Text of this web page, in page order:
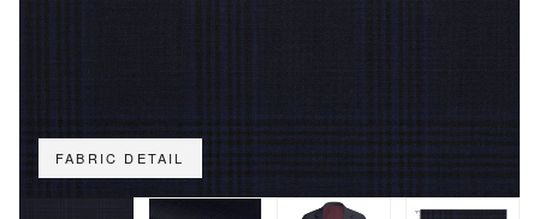
FABRIC DETAIL